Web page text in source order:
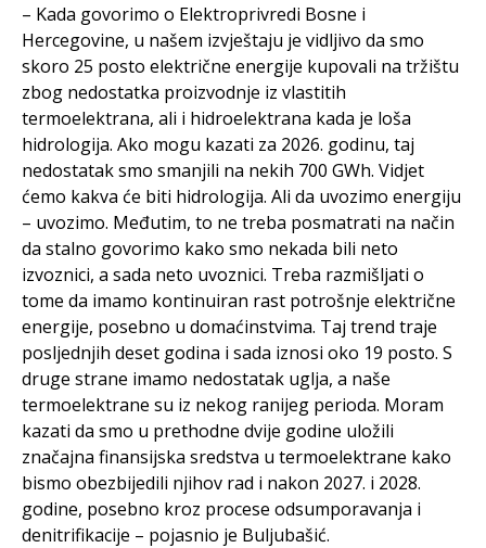
– Kada govorimo o Elektroprivredi Bosne i
Hercegovine, u našem izvještaju je vidljivo da smo
skoro 25 posto električne energije kupovali na tržištu
zbog nedostatka proizvodnje iz vlastitih
termoelektrana, ali i hidroelektrana kada je loša
hidrologija. Ako mogu kazati za 2026. godinu, taj
nedostatak smo smanjili na nekih 700 GWh. Vidjet
ćemo kakva će biti hidrologija. Ali da uvozimo energiju
– uvozimo. Međutim, to ne treba posmatrati na način
da stalno govorimo kako smo nekada bili neto
izvoznici, a sada neto uvoznici. Treba razmišljati o
tome da imamo kontinuiran rast potrošnje električne
energije, posebno u domaćinstvima. Taj trend traje
posljednjih deset godina i sada iznosi oko 19 posto. S
druge strane imamo nedostatak uglja, a naše
termoelektrane su iz nekog ranijeg perioda. Moram
kazati da smo u prethodne dvije godine uložili
značajna finansijska sredstva u termoelektrane kako
bismo obezbijedili njihov rad i nakon 2027. i 2028.
godine, posebno kroz procese odsumporavanja i
denitrifikacije – pojasnio je Buljubašić.